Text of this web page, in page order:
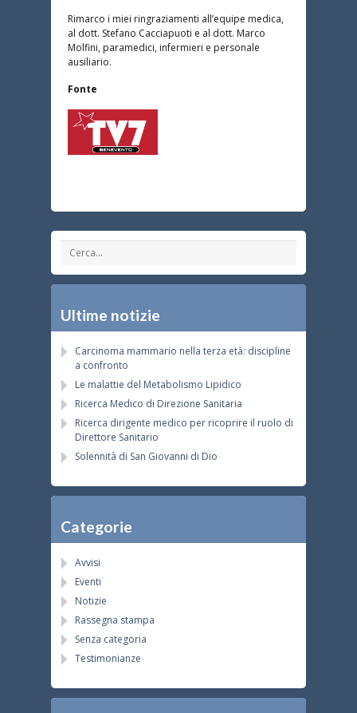
Rimarco i miei ringraziamenti all’equipe medica,
al dott. Stefano Cacciapuoti e al dott. Marco
Molfini, paramedici, infermieri e personale
ausiliario.
Fonte
Ultime notizie
Carcinoma mammario nella terza età: discipline
a confronto
Le malattie del Metabolismo Lipidico
Ricerca Medico di Direzione Sanitaria
Ricerca dirigente medico per ricoprire il ruolo di
Direttore Sanitario
Solennità di San Giovanni di Dio
Categorie
Avvisi
Eventi
Notizie
Rassegna stampa
Senza categoria
Testimonianze